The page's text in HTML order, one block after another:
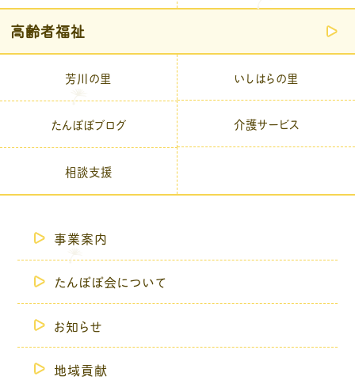
高齢者福祉
芳川の里 いしはらの里
たんぽぽブログ 介護サービス
相談支援
事業案内
たんぽぽ会について
お知らせ
地域貢献